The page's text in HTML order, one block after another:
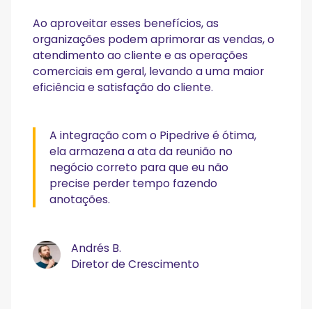
Ao aproveitar esses benefícios, as
organizações podem aprimorar as vendas, o
atendimento ao cliente e as operações
comerciais em geral, levando a uma maior
eficiência e satisfação do cliente.
A integração com o Pipedrive é ótima,
ela armazena a ata da reunião no
negócio correto para que eu não
precise perder tempo fazendo
anotações.
Andrés B.
Diretor de Crescimento